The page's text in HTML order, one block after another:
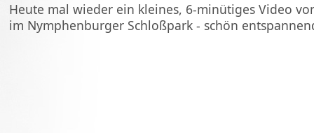
Heute mal wieder ein kleines, 6-minütiges Video
im Nymphenburger Schloßpark - schön